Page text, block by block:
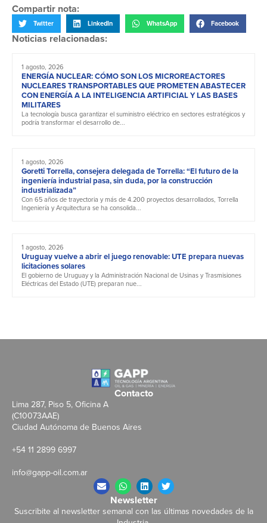
Compartir nota:
Twitter LinkedIn WhatsApp Facebook
Noticias relacionadas:
1 agosto, 2026
ENERGÍA NUCLEAR: CÓMO SON LOS MICROREACTORES
NUCLEARES TRANSPORTABLES QUE PROMETEN ABASTECER
CON ENERGÍA A LA INTELIGENCIA ARTIFICIAL Y LAS BASES
MILITARES
La tecnología busca garantizar el suministro eléctrico en sectores estratégicos y
podría transformar el desarrollo de...
1 agosto, 2026
Goretti Torrella, consejera delegada de Torrella: “El futuro de la
ingeniería industrial pasa, sin duda, por la construcción
industrializada”
Con 65 años de trayectoria y más de 4.200 proyectos desarrollados, Torrella
Ingeniería y Arquitectura se ha consolida...
1 agosto, 2026
Uruguay vuelve a abrir el juego renovable: UTE prepara nuevas
licitaciones solares
El gobierno de Uruguay y la Administración Nacional de Usinas y Trasmisiones
Eléctricas del Estado (UTE) preparan nue...
Contacto
Lima 287, Piso 5, Oficina A
(C10073AAE)
Ciudad Autónoma de Buenos Aires
+54 11 2899 6997
info@gapp-oil.com.ar
Newsletter
Suscribite al newsletter semanal con las últimas novedades de la